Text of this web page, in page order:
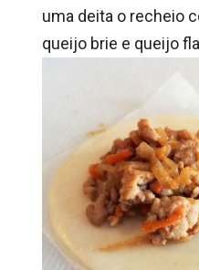
uma deita o recheio
queijo brie e queijo